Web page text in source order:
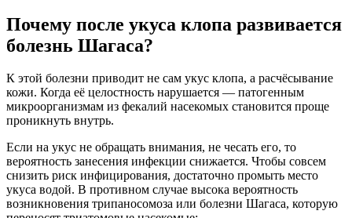
Почему после укуса клопа развивается
болезнь Шагаса?
К этой болезни приводит не сам укус клопа, а расчёсывание
кожи. Когда её целостность нарушается — патогенным
микроорганизмам из фекалий насекомых становится проще
проникнуть внутрь.
Если на укус не обращать внимания, не чесать его, то
вероятность занесения инфекции снижается. Чтобы совсем
снизить риск инфицирования, достаточно промыть место
укуса водой. В противном случае высока вероятность
возникновения трипаносомоза или болезни Шагаса, которую